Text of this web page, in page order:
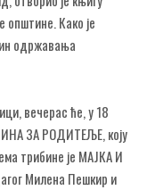
општине. Како је
одржавања
вечерас ће, у 18
ЗА РОДИТЕЉЕ, коју
трибине је МАЈКА И
Милена Пешкир и